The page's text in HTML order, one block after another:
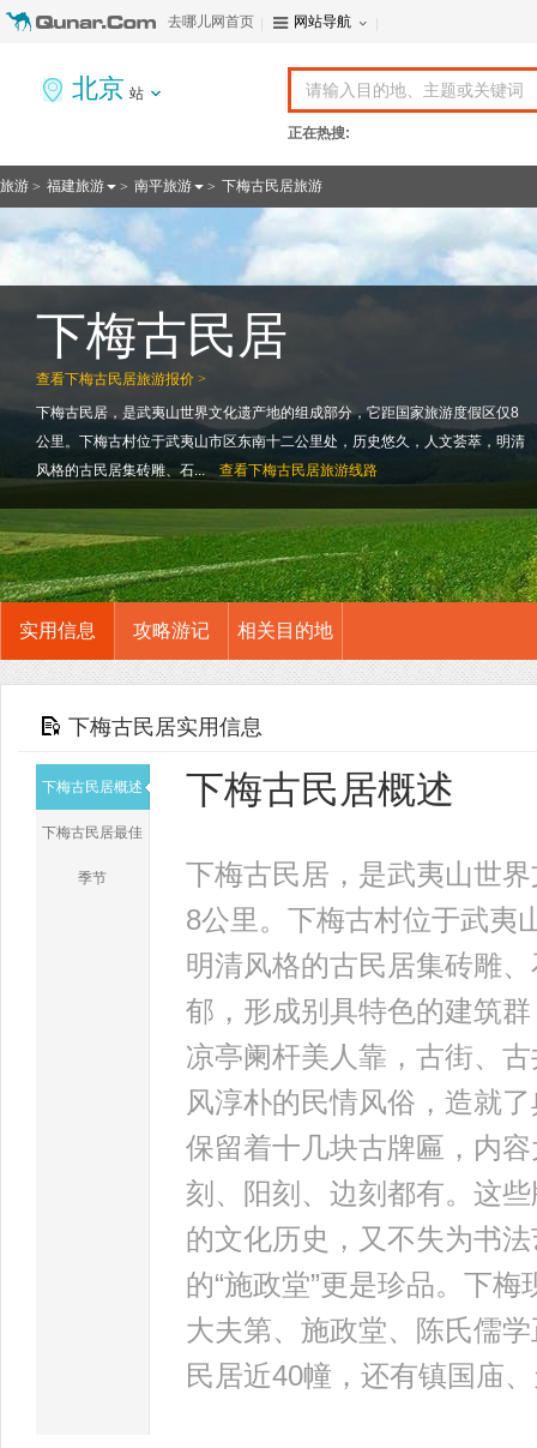
去哪儿网首页 网站导航
北京 站
正在热搜:
旅游 > 福建旅游 > 南平旅游 > 下梅古民居旅游
查看下梅古民居旅游报价 >
下梅古民居
下梅古民居，是武夷山世界文化遗产地的组成部分，它距国家旅游度假区仅8
公里。下梅古村位于武夷山市区东南十二公里处，历史悠久，人文荟萃，明清
风格的古民居集砖雕、石...
查看下梅古民居旅游线路
实用信息 攻略游记 相关目的地
下梅古民居实用信息
下梅古民居概述
下梅古民居最佳
季节
下梅古民居概述
下梅古民居，是武夷山世
8公里。下梅古村位于武夷
明清风格的古民居集砖雕
郁，形成别具特色的建筑
凉亭阑杆美人靠，古街、
风淳朴的民情风俗，造就
保留着十几块古牌匾，内
刻、阳刻、边刻都有。这
的文化历史，又不失为书
的“施政堂”更是珍品。下
大夫第、施政堂、陈氏儒
民居近40幢，还有镇国庙